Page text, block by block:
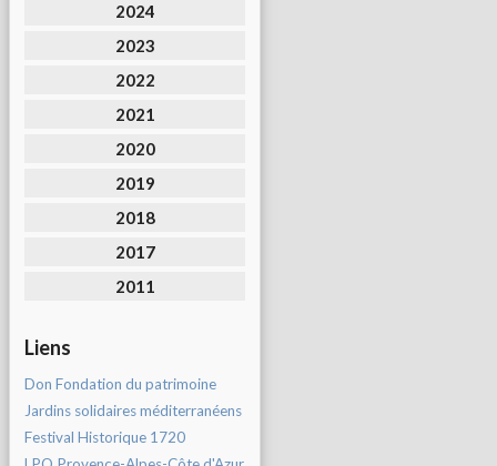
2024
2023
2022
2021
2020
2019
2018
2017
2011
Liens
Don Fondation du patrimoine
Jardins solidaires méditerranéens
Festival Historique 1720